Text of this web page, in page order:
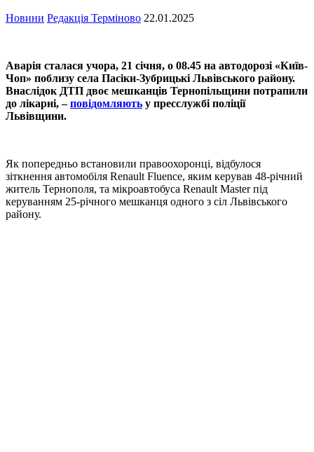
Новини Редакція Терміново 22.01.2025
Аварія сталася учора, 21 січня, о 08.45 на автодорозі «Київ-
Чоп» поблизу села Пасіки-Зубрицькі Львівського району.
Внаслідок ДТП двоє мешканців Тернопільщини потрапили
до лікарні, –повідомляють у пресслужбі поліції
Львівщини.
Як попередньо встановили правоохоронці, відбулося
зіткнення автомобіля Renault Fluence, яким керував 48-річний
житель Тернополя, та мікроавтобуса Renault Master під
керуванням 25-річного мешканця одного з сіл Львівського
району.